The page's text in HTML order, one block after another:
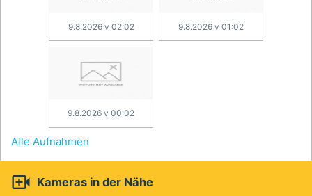
9.8.2026 v 02:02 9.8.2026 v 01:02
9.8.2026 v 00:02
Alle Aufnahmen
 Kameras in der Nähe